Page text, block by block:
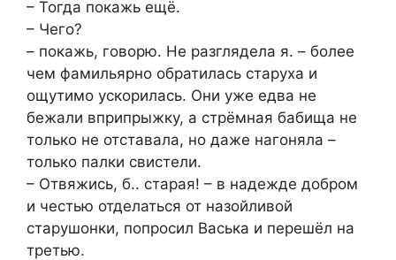
– Тогда покажь ещё.
– Чего?
– покажь, говорю. Не разглядела я. – более
чем фамильярно обратилась старуха и
ощутимо ускорилась. Они уже едва не
бежали вприпрыжку, а стрёмная бабища не
только не отставала, но даже нагоняла –
только палки свистели.
– Отвяжись, б.. старая! – в надежде добром
и честью отделаться от назойливой
старушонки, попросил Васька и перешёл на
третью.